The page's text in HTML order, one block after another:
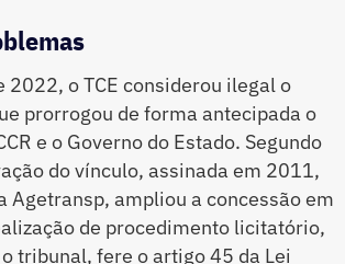
2022, o TCE considerou ilegal o
prorrogou de forma antecipada o
e o Governo do Estado. Segundo
do vínculo, assinada em 2011,
Agetransp, ampliou a concessão em
de procedimento licitatório,
tribunal, fere o artigo 45 da Lei